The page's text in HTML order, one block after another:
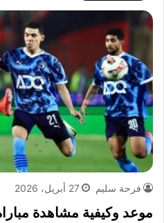
فرحة سليم 27 أبريل، 2026
موعد وكيفية مشاهدة